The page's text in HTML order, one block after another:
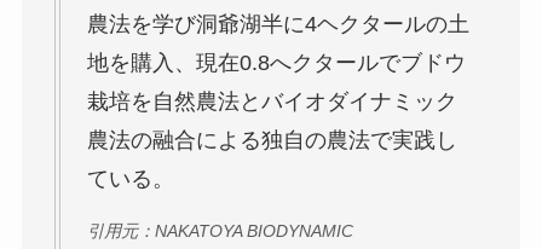
農法を学び洞爺湖半に4ヘクタールの土
地を購入、現在0.8へクタールでブドウ
栽培を自然農法とバイオダイナミック
農法の融合による独自の農法で実践し
ている。
引用元：NAKATOYA BIODYNAMIC